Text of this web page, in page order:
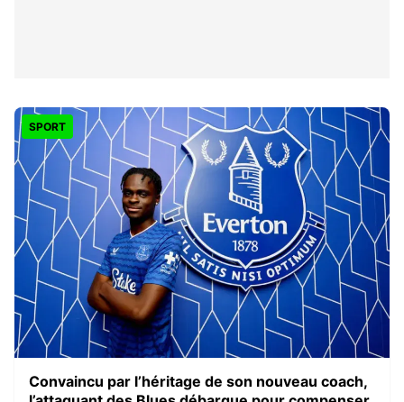
SPORT
Convaincu par l’héritage de son nouveau coach,